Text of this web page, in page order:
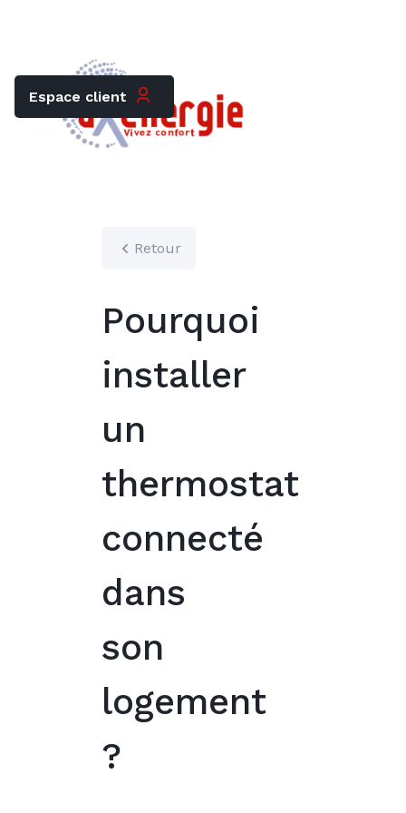
Espace client
Retour
Pourquoi
installer
un
thermostat
connecté
dans
son
logement
?